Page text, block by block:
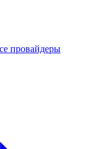
провайдеры